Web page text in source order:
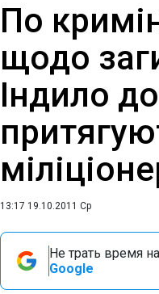
По
щодо
Індило
13:17 19.10.2011 Ср
Не трать время
Google